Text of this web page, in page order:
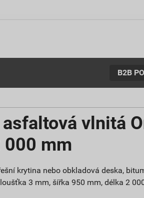
B2B
asfaltová vlnitá
000 mm
krytina nebo obkladová deska,
3 mm, šířka 950 mm, délka 2